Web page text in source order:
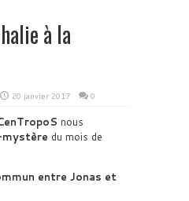
à la
20 janvier 2017 0
nous
du mois de
entre Jonas et